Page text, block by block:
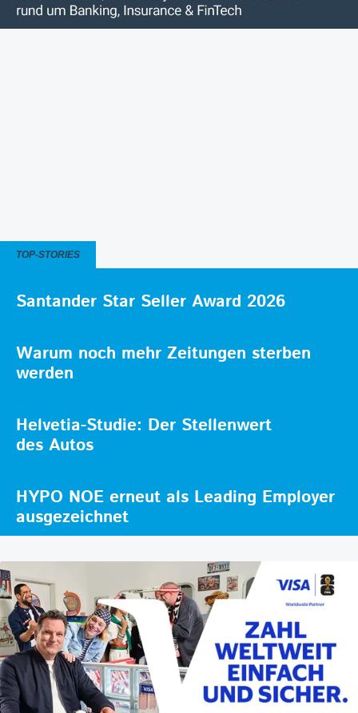
TOP-STORIES
Santander Star Seller Award 2026
Warum noch mehr Zeitungen sterben
werden
Helvetia-Studie: Der Stellenwert
des Autos
HYPO NOE erneut als Leading Employer
ausgezeichnet